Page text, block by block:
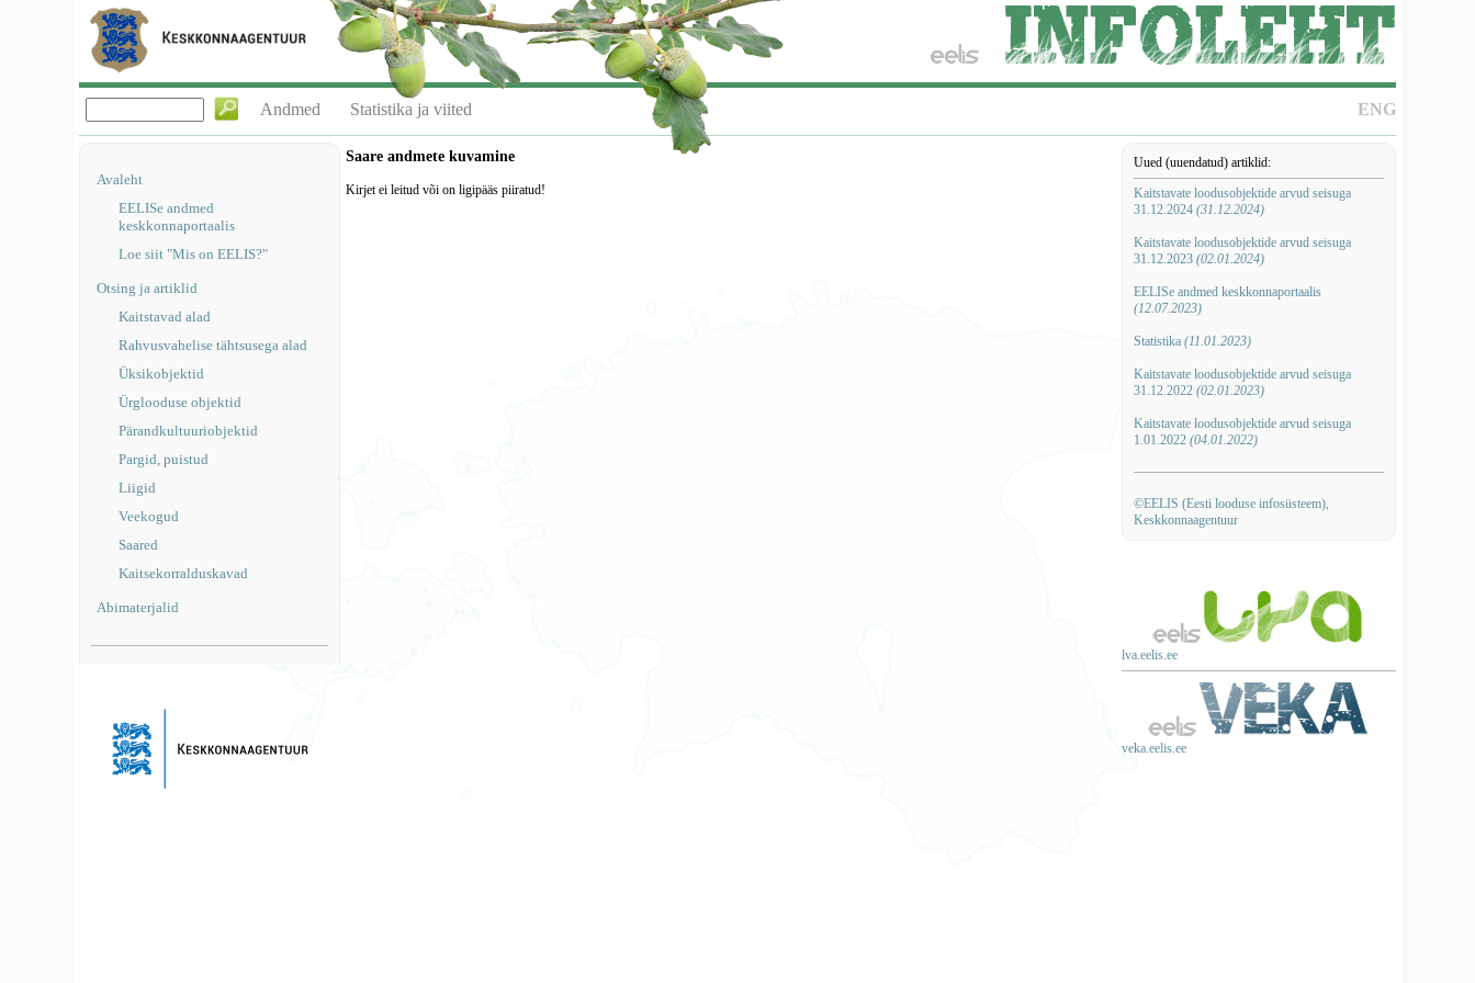
ENG
Andmed Statistika ja viited
Avaleht
EELISe andmed
keskkonnaportaalis
Loe siit "Mis on EELIS?"
Otsing ja artiklid
Kaitstavad alad
Rahvusvahelise tähtsusega alad
Üksikobjektid
Ürglooduse objektid
Pärandkultuuriobjektid
Pargid, puistud
Liigid
Veekogud
Saared
Kaitsekorralduskavad
Abimaterjalid
Uued (uuendatud) artiklid:
Kaitstavate loodusobjektide arvud seisuga
31.12.2024 (31.12.2024)
Kaitstavate loodusobjektide arvud seisuga
31.12.2023 (02.01.2024)
EELISe andmed keskkonnaportaalis
(12.07.2023)
Statistika (11.01.2023)
Kaitstavate loodusobjektide arvud seisuga
31.12.2022 (02.01.2023)
Kaitstavate loodusobjektide arvud seisuga
1.01.2022 (04.01.2022)
©EELIS (Eesti looduse infosüsteem),
Keskkonnaagentuur
lva.eelis.ee
veka.eelis.ee
Saare andmete kuvamine
Kirjet ei leitud või on ligipääs piiratud!